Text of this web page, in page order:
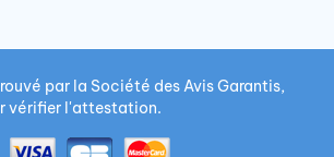
par la Société des Avis Garantis,
vérifier l'attestation.